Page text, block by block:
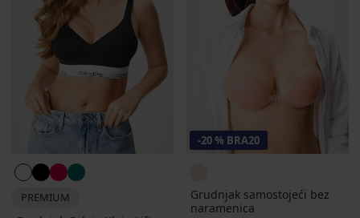
PREMIUM
-20 % BRA20
Grudnjak samostojeći bez
naramenica